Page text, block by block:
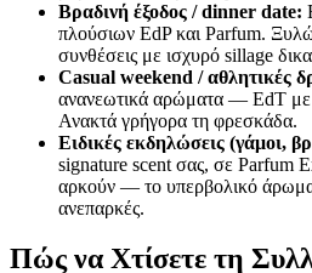
Βραδινή έξοδος / dinner date:
πλούσιων EdP και Parfum.
συνθέσεις με ισχυρό sillage
Casual weekend / αθλητικές
ανανεωτικά αρώματα — EdT
Ανακτά γρήγορα τη φρεσκάδα.
Ειδικές εκδηλώσεις (γάμοι,
signature scent σας, σε Parfum
αρκούν — το υπερβολικό άρωμα
ανεπαρκές.
Πώς να Χτίσετε τη